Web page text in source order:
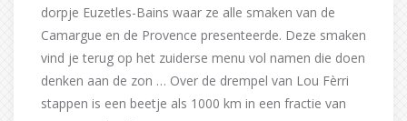
dorpje Euzetles-Bains waar ze alle smaken van de
Camargue en de Provence presenteerde. Deze smaken
vind je terug op het zuiderse menu vol namen die doen
denken aan de zon … Over de drempel van Lou Fèrri
stappen is een beetje als 1000 km in een fractie van